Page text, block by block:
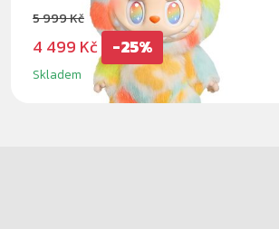
5 999 Kč
4 499 Kč -25%
Skladem